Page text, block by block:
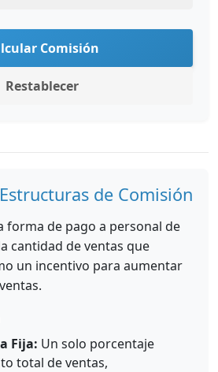
Comisión
Restablecer
de Comisión
forma de pago a personal de
cantidad de ventas que
un incentivo para aumentar
Fija: Un solo porcentaje
total de ventas,